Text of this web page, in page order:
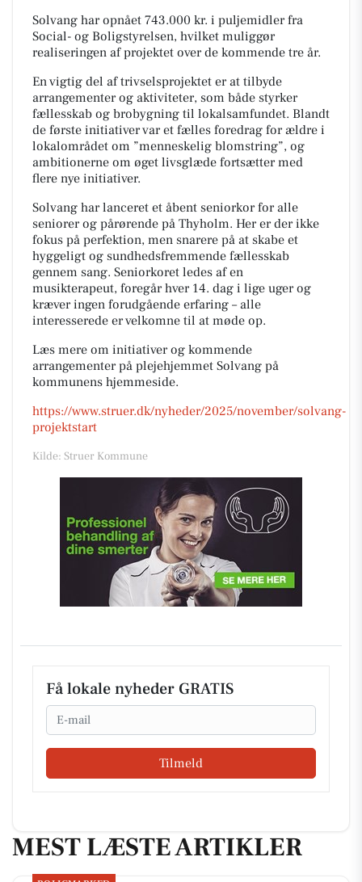
Solvang har opnået 743.000 kr. i puljemidler fra
Social- og Boligstyrelsen, hvilket muliggør
realiseringen af projektet over de kommende tre år.
En vigtig del af trivselsprojektet er at tilbyde
arrangementer og aktiviteter, som både styrker
fællesskab og brobygning til lokalsamfundet. Blandt
de første initiativer var et fælles foredrag for ældre i
lokalområdet om ”menneskelig blomstring”, og
ambitionerne om øget livsglæde fortsætter med
flere nye initiativer.
Solvang har lanceret et åbent seniorkor for alle
seniorer og pårørende på Thyholm. Her er der ikke
fokus på perfektion, men snarere på at skabe et
hyggeligt og sundhedsfremmende fællesskab
gennem sang. Seniorkoret ledes af en
musikterapeut, foregår hver 14. dag i lige uger og
kræver ingen forudgående erfaring – alle
interesserede er velkomne til at møde op.
Læs mere om initiativer og kommende
arrangementer på plejehjemmet Solvang på
kommunens hjemmeside.
https://www.struer.dk/nyheder/2025/november/solvang-
projektstart
Kilde: Struer Kommune
Få lokale nyheder GRATIS
Email
Tilmeld
MEST LÆSTE ARTIKLER